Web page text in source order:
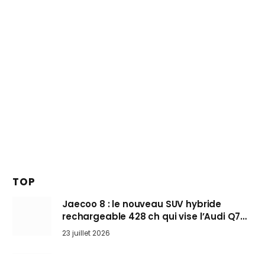
TOP
Jaecoo 8 : le nouveau SUV hybride
rechargeable 428 ch qui vise l’Audi Q7
arrive en Europe cet automne
23 juillet 2026